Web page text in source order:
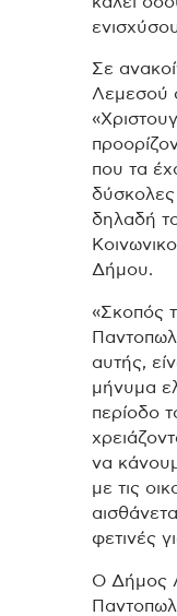
Σε
Λεμεσού
που τα
δηλαδή
Δήμου.
«Σκοπός
αυτής,
μήνυμα
περίοδο
να
με τις
φετινές
Ο Δήμος